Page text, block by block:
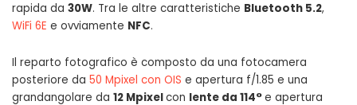
rapida da 30W. Tra le altre caratteristiche Bluetooth 5.2,
WiFi 6E e ovviamente NFC.
Il reparto fotografico è composto da una fotocamera
posteriore da 50 Mpixel con OIS e apertura f/1.85 e una
grandangolare da 12 Mpixelcon lente da 114°e apertura